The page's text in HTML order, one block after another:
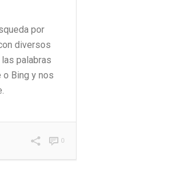
por
diversos
palabras
o Bing y nos
0